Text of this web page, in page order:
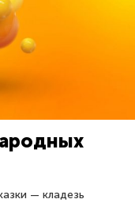
— кладезь